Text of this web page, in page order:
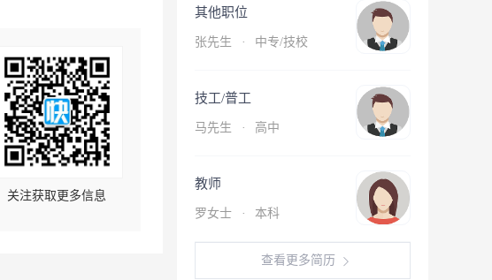
关注获取更多信息
其他职位
张先生 · 中专/技校
技工/普工
马先生 · 高中
教师
罗女士 · 本科
查看更多简历